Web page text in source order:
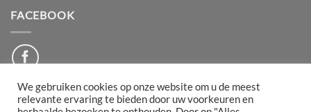
FACEBOOK
We gebruiken cookies op onze website om u de meest
relevante ervaring te bieden door uw voorkeuren en